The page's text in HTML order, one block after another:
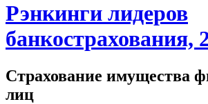
Рэнкинги лидеров
банкострахования,
Страхование имущества
лиц